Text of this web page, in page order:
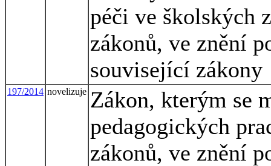
péči ve školských
zákonů, ve znění
související zákony
197/2014 novelizuje Zákon, kterým se
pedagogických
zákonů, ve znění